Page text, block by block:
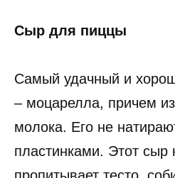
Сыр для пиццы
Самый удачный и
– моцарелла, причем
молока. Его не
пластинками. Этот сыр